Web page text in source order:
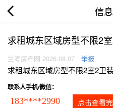
信
求租城东区域房型不限2
兰考房产网 2026.08.07 举报
求租城东区域房型不限2室2卫
联系人手机/微信：
183****2990 点击查看